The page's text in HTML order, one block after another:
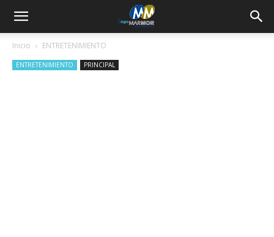
Inicio ENTRETENIMIENTO
ENTRETENIMIENTO PRINCIPAL